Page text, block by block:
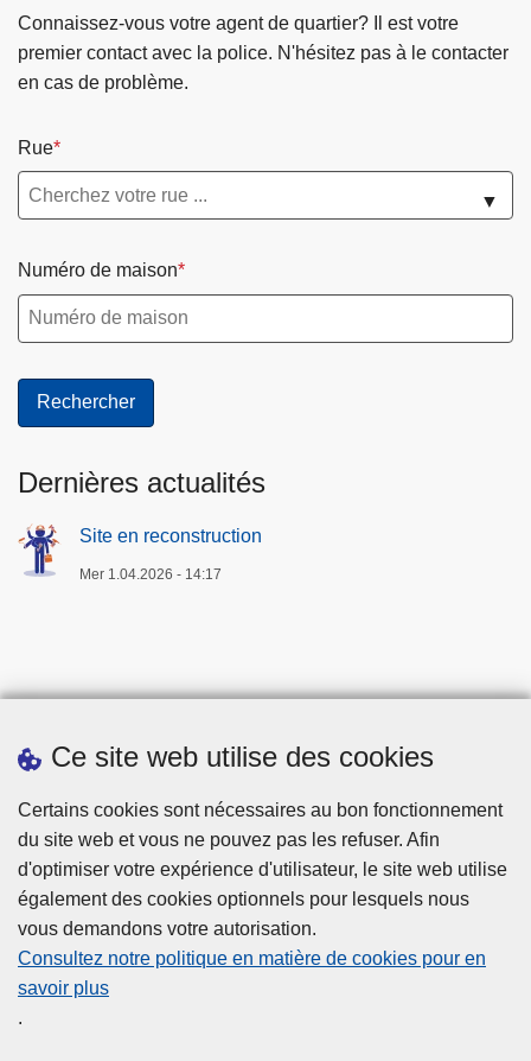
Ce site web utilise des cookies
Certains cookies sont nécessaires au bon fonctionnement
du site web et vous ne pouvez pas les refuser. Afin
d'optimiser votre expérience d'utilisateur, le site web utilise
également des cookies optionnels pour lesquels nous
vous demandons votre autorisation.
Consultez notre politique en matière de cookies pour en
savoir plus
.
Connaissez-vous votre agent de quartier? Il est votre
premier contact avec la police. N'hésitez pas à le contacter
en cas de problème.
Rue
▼
Numéro de maison
Dernières actualités
Site en reconstruction
Mer 1.04.2026 - 14:17
Téléchargements